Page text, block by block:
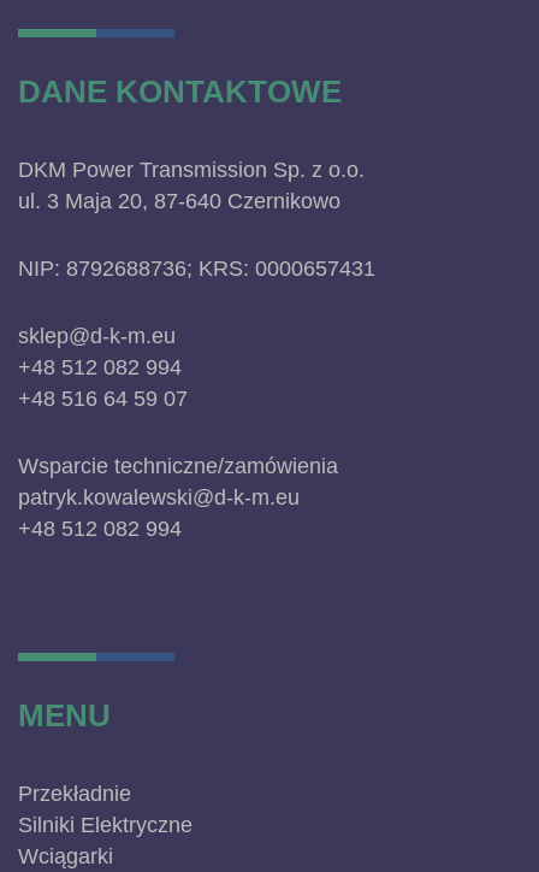
DANE KONTAKTOWE
DKM Power Transmission Sp. z o.o.
ul. 3 Maja 20, 87-640 Czernikowo
NIP: 8792688736; KRS: 0000657431
sklep@d-k-m.eu
+48 512 082 994
+48 516 64 59 07
Wsparcie techniczne/zamówienia
patryk.kowalewski@d-k-m.eu
+48 512 082 994
MENU
Przekładnie
Silniki Elektryczne
Wciągarki